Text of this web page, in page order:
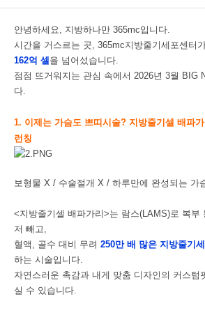
안녕하세요, 지방하나만 365mc입니다.
시간을 거스르는 곳, 365mc지방줄기세포센터
162억 셀을 넘어섰습니다.
점점 뜨거워지는 관심 속에서 2026년 3월 BIG
다.
1. 이제는 가슴도 쁘띠시술? 지방줄기셀 배파가
런칭
보형물 X / 수술절개 X / 하루만에 완성되는 가
<지방줄기셀 배파가리>는 람스(LAMS)로 복부
저 빼고,
혈액, 골수 대비 무려 250만 배 많은 지방줄기
하는 시술입니다.
자연스러운 촉감과 내게 맞춤 디자인의 커스텀
실 수 있습니다.